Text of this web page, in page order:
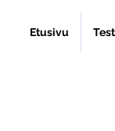
Etusivu